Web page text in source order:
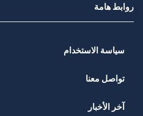
روابط هامة
سياسة الاستخدام
تواصل معنا
آخر الأخبار